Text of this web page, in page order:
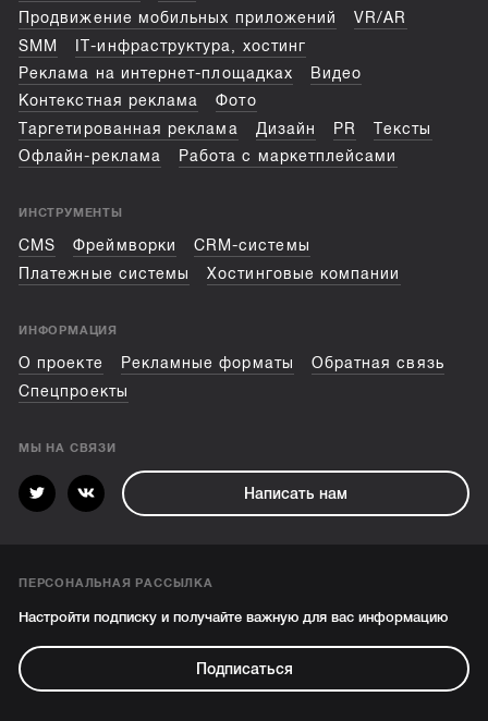
Продвижение мобильных приложений
VR/AR
SMM
IT-инфраструктура, хостинг
Реклама на интернет-площадках
Видео
Контекстная реклама
Фото
Таргетированная реклама
Дизайн PR
Тексты
Офлайн-реклама
Работа с маркетплейсами
ИНСТРУМЕНТЫ
CMS Фреймворки
CRM-системы
Платежные системы
Хостинговые компании
ИНФОРМАЦИЯ
О проекте Рекламные форматы
Обратная связь
Спецпроекты
МЫ НА СВЯЗИ
Написать нам
ПЕРСОНАЛЬНАЯ РАССЫЛКА
Настройти подписку и получайте важную для вас информацию
Подписаться